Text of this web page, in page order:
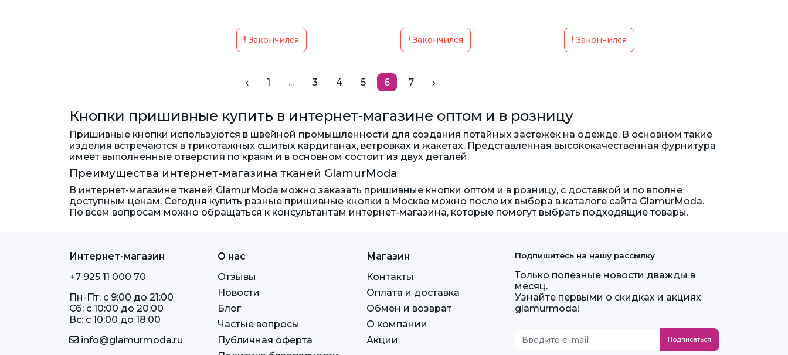
Закончился Закончился Закончился
1 ... 3 4 5 6 7
Кнопки пришивные купить в интернет-магазине оптом и в розницу
Пришивные кнопки используются в швейной промышленности для создания потайных застежек на одежде. В основном такие
изделия встречаются в трикотажных сшитых кардиганах, ветровках и жакетах. Представленная высококачественная фурнитура
имеет выполненные отверстия по краям и в основном состоит из двух деталей.
Преимущества интернет-магазина тканей GlamurModa
В интернет-магазине тканей GlamurModa можно заказать пришивные кнопки оптом и в розницу, с доставкой и по вполне
доступным ценам. Сегодня купить разные пришивные кнопки в Москве можно после их выбора в каталоге сайта GlamurModa.
По всем вопросам можно обращаться к консультантам интернет-магазина, которые помогут выбрать подходящие товары.
Интернет-магазин
+7 925 11 000 70
Пн-Пт: c 9:00 до 21:00
Сб: c 10:00 до 20:00
Вс: c 10:00 до 18:00
info@glamurmoda.ru
О нас
Отзывы
Новости
Блог
Частые вопросы
Публичная оферта
Магазин
Контакты
Оплата и доставка
Обмен и возврат
О компании
Акции
Подпишитесь на нашу рассылку
Только полезные новости дважды в
месяц.
Узнайте первыми о скидках и акциях
glamurmoda!